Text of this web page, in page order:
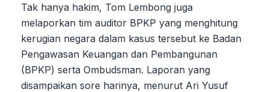
Tak hanya hakim, Tom Lembong juga
melaporkan tim auditor BPKP yang menghitung
kerugian negara dalam kasus tersebut ke Badan
Pengawasan Keuangan dan Pembangunan
(BPKP) serta Ombudsman. Laporan yang
disampaikan sore harinya, menurut Ari Yusuf